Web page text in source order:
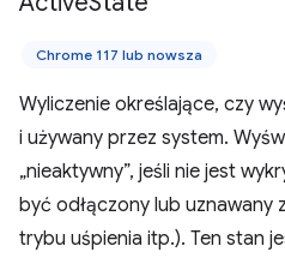
Chrome 117 lub nowsza
Wyliczenie określające, czy
i używany przez system.
„nieaktywny”, jeśli nie jest
być odłączony lub uznawany
trybu uśpienia itp.). Ten stan